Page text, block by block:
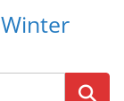
Winter